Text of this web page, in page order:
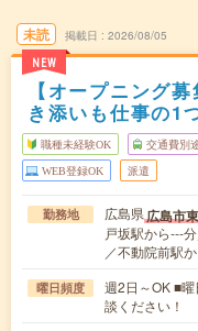
未読
NEW
掲載日 2026/08/05
【オープニング
き添いも仕事の1
職種未経験OK 交通費別
WEB登録OK 派遣
勤務地 広島県広島市
戸坂駅から---
／不動院前駅
曜日頻度
週2日～OK ■
談ください！